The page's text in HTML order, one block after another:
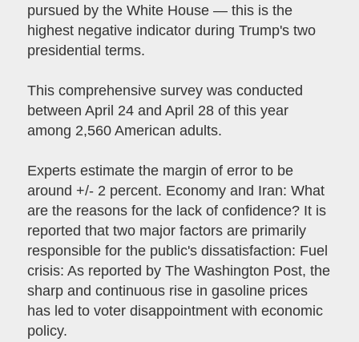
pursued by the White House — this is the
highest negative indicator during Trump's two
presidential terms.
This comprehensive survey was conducted
between April 24 and April 28 of this year
among 2,560 American adults.
Experts estimate the margin of error to be
around +/- 2 percent. Economy and Iran: What
are the reasons for the lack of confidence? It is
reported that two major factors are primarily
responsible for the public's dissatisfaction: Fuel
crisis: As reported by The Washington Post, the
sharp and continuous rise in gasoline prices
has led to voter disappointment with economic
policy.